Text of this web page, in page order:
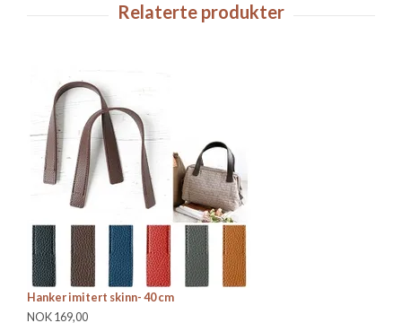
Hanker imitert skinn- 40 cm
NOK 169,00